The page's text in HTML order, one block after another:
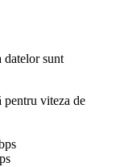
datelor sunt
pentru viteza de